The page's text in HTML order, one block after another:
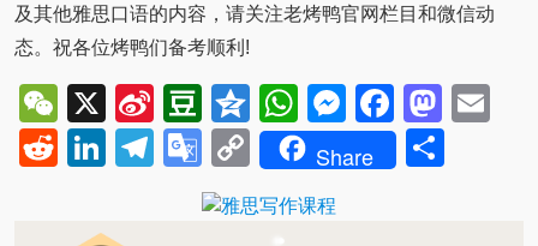
及其他雅思口语的内容，请关注老烤鸭官网栏目和微信动
态。祝各位烤鸭们备考顺利!
WeChat
X
Sina
Weibo
Douban
QzoneWhatsApp
Messenger
RedditLinkedIn
Telegram
Google
Translate
Copy
Link
Share